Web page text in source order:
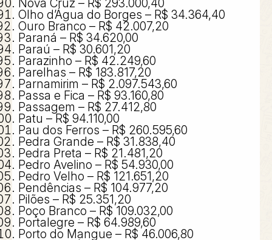
Olho d’Água do Borges – R$ 34.364,40
Ouro Branco – R$ 42.007,20
Paraná – R$ 34.620,00
Paraú – R$ 30.601,20
Parazinho – R$ 42.249,60
Parelhas – R$ 183.817,20
Parnamirim – R$ 2.097.543,60
Passa e Fica – R$ 93.160,80
Passagem – R$ 27.412,80
Patu – R$ 94.110,00
Pau dos Ferros – R$ 260.595,60
Pedra Grande – R$ 31.838,40
Pedra Preta – R$ 21.481,20
Pedro Avelino – R$ 54.930,00
Pedro Velho – R$ 121.651,20
Pendências – R$ 104.977,20
Pilões – R$ 25.351,20
Poço Branco – R$ 109.032,00
Portalegre – R$ 64.989,60
Porto do Mangue – R$ 46.006,80